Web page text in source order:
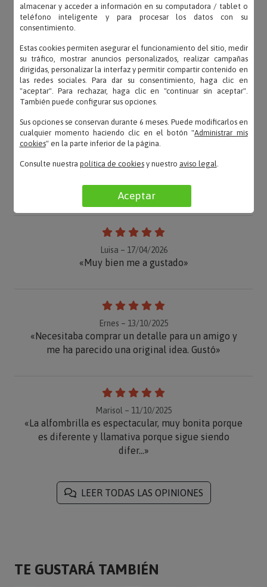
OPINIONES
Luisa – 17/04/2026
«Muy bien me a gustado»
Ernes – 13/10/2025
«Necesitaba comprar un detalle para un amigo y
me ha parecido una original idea. Gustó»
Marisol – 11/10/2025
«La alfombrilla es espectacular, muy bonita porque
es diferente y llamativa porque sigue siendo
difer...»
LEER TODAS LAS OPINIONES
TE GUSTARÁ TAMBIÉN
almacenar y acceder a información en su computadora / tablet o
teléfono inteligente y para procesar los datos con su
consentimiento.
Estas cookies permiten asegurar el funcionamiento del sitio, medir
su tráfico, mostrar anuncios personalizados, realizar campañas
dirigidas, personalizar la interfaz y permitir compartir contenido en
las redes sociales. Para dar su consentimiento, haga clic en
"aceptar". Para rechazar, haga clic en "continuar sin aceptar".
También puede configurar sus opciones.
Sus opciones se conservan durante 6 meses. Puede modificarlos en
cualquier momento haciendo clic en el botón "Administrar mis
cookies" en la parte inferior de la página.
Consulte nuestra política de cookiesy nuestro aviso legal
Aceptar